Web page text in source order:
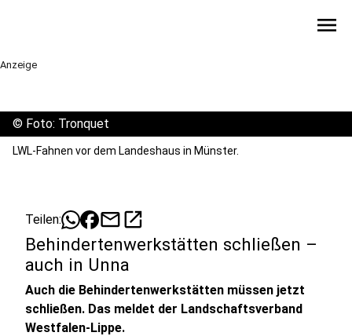
menu
Anzeige
© Foto: Tronquet
LWL-Fahnen vor dem Landeshaus in Münster.
Teilen: mailopen_in_new
Behindertenwerkstätten schließen –
auch in Unna
Auch die Behindertenwerkstätten müssen jetzt
schließen. Das meldet der Landschaftsverband
Westfalen-Lippe.